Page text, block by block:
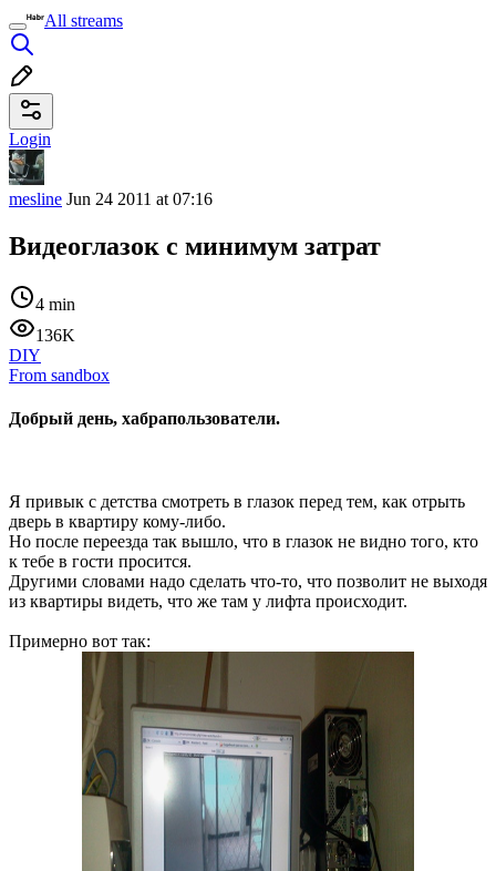
All streams
Login
mesline Jun 24 2011 at 07:16
Видеоглазок с минимум затрат
4 min
136K
DIY
From sandbox
Добрый день, хабрапользователи.
Я привык с детства смотреть в глазок перед тем, как отрыть
дверь в квартиру кому-либо.
Но после переезда так вышло, что в глазок не видно того, кто
к тебе в гости просится.
Другими словами надо сделать что-то, что позволит не выходя
из квартиры видеть, что же там у лифта происходит.
Примерно вот так: